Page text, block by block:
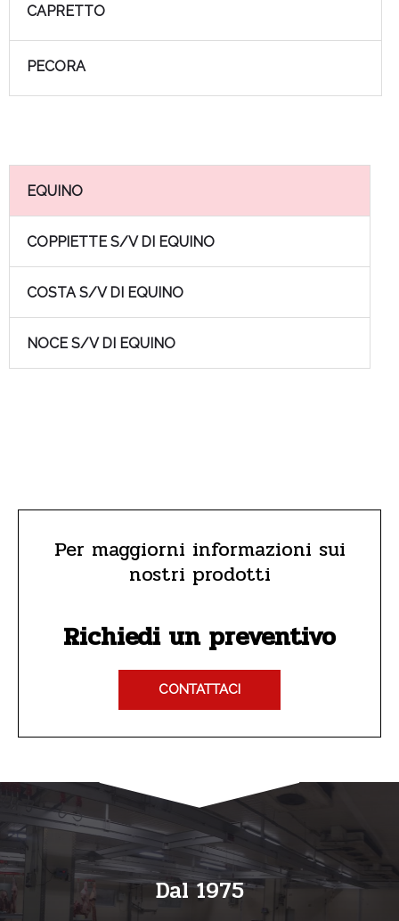
CAPRETTO
PECORA
EQUINO
COPPIETTE S/V DI EQUINO
COSTA S/V DI EQUINO
NOCE S/V DI EQUINO
Per maggiorni informazioni sui
nostri prodotti
Richiedi un preventivo
CONTATTACI
Dal 1975